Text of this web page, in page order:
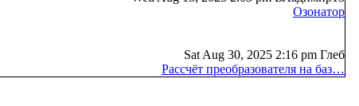
Озонатор
Sat Aug 30, 2025 2:16 pm Глеб
Рассчёт преобразователя на баз…